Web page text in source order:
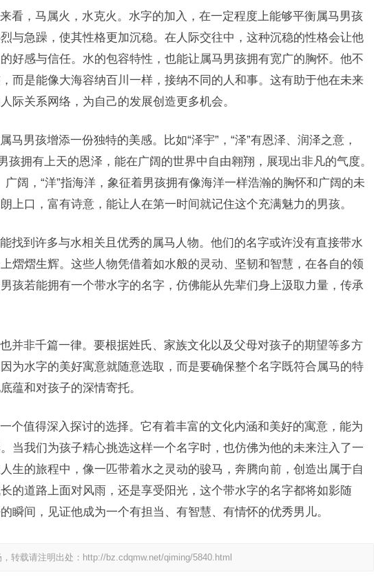
看，马属火，水克火。水字的加入，在一定程度上能够平衡属马男孩
与急躁，使其性格更加沉稳。在人际交往中，这种沉稳的性格会让他
好感与信任。水的包容特性，也能让属马男孩拥有宽广的胸怀。他不
而是能像大海容纳百川一样，接纳不同的人和事。这有助于他在未来
际关系网络，为自己的发展创造更多机会。
马男孩增添一份独特的美感。比如“泽宇”，“泽”有恩泽、润泽之意，
孩拥有上天的恩泽，能在广阔的世界中自由翱翔，展现出非凡的气度。
广阔，“洋”指海洋，象征着男孩拥有像海洋一样浩瀚的胸怀和广阔的未
上口，富有诗意，能让人在第一时间就记住这个充满魅力的男孩。
找到许多与水相关且优秀的属马人物。他们的名字或许没有直接带水
熠熠生辉。这些人物凭借着如水般的灵动、坚韧和智慧，在各自的领
孩若能拥有一个带水字的名字，仿佛能从先辈们身上汲取力量，传承
并非千篇一律。要根据姓氏、家族文化以及父母对孩子的期望等多方
为水字的美好寓意就随意选取，而是要确保整个名字既符合属马的特
蕴和对孩子的深情寄托。
个值得深入探讨的选择。它有着丰富的文化内涵和美好的寓意，能为
当我们为孩子精心挑选这样一个名字时，也仿佛为他的未来注入了一
生的旅程中，像一匹带着水之灵动的骏马，奔腾向前，创造出属于自
的道路上面对风雨，还是享受阳光，这个带水字的名字都将如影随
瞬间，见证他成为一个有担当、有智慧、有情怀的优秀男儿。
转载请注明出处： http://bz.cdqmw.net/qiming/5840.html